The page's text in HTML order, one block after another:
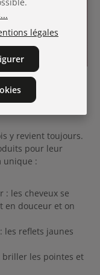
de Blond
y revient toujours.
pour leur
unique :
: les cheveux se
en douceur et on
les reflets jaunes
briller les pointes et
légales